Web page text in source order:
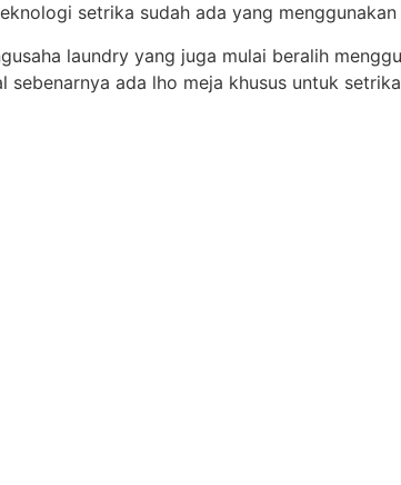
setrika sudah ada yang
laundry yang juga mulai beralih
sebenarnya ada lho meja khusus untuk